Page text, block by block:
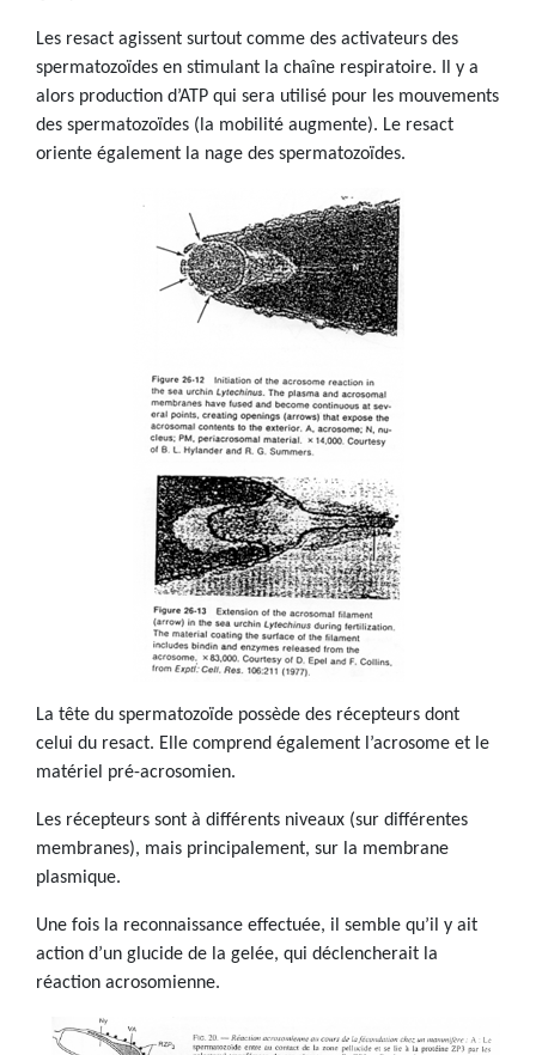
Les resact agissent surtout comme des activateurs des
spermatozoïdes en stimulant la chaîne respiratoire. Il y a
alors production d’ATP qui sera utilisé pour les mouvements
des spermatozoïdes (la mobilité augmente). Le resact
oriente également la nage des spermatozoïdes.
La tête du spermatozoïde possède des récepteurs dont
celui du resact. Elle comprend également l’acrosome et le
matériel pré-acrosomien.
Les récepteurs sont à différents niveaux (sur différentes
membranes), mais principalement, sur la membrane
plasmique.
Une fois la reconnaissance effectuée, il semble qu’il y ait
action d’un glucide de la gelée, qui déclencherait la
réaction acrosomienne.